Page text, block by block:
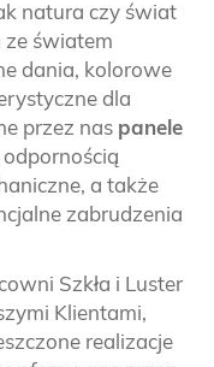
natura czy świat
światem
dania, kolorowe
dla
przez nas panele
odpornością
a także
zabrudzenia
Szkła i Luster
Klientami,
realizacje